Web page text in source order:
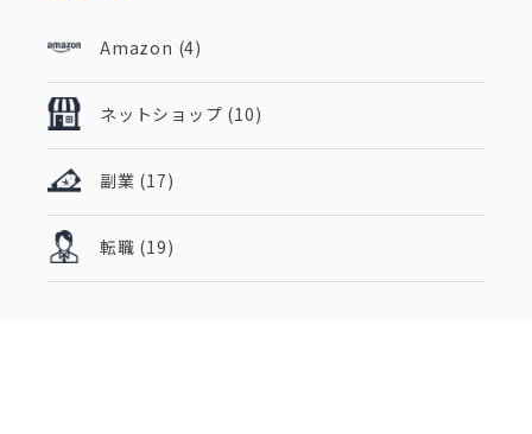
Amazon (4)
ネットショップ (10)
副業 (17)
転職 (19)